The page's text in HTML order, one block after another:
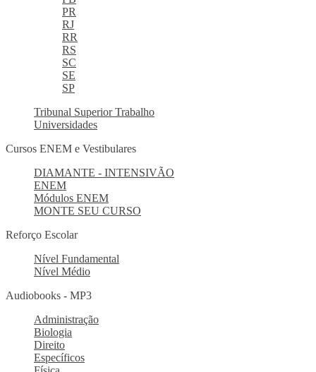
PR
RJ
RR
RS
SC
SE
SP
Tribunal Superior Trabalho
Universidades
Cursos ENEM e Vestibulares
DIAMANTE - INTENSIVÃO
ENEM
Módulos ENEM
MONTE SEU CURSO
Reforço Escolar
Nível Fundamental
Nível Médio
Audiobooks - MP3
Administração
Biologia
Direito
Específicos